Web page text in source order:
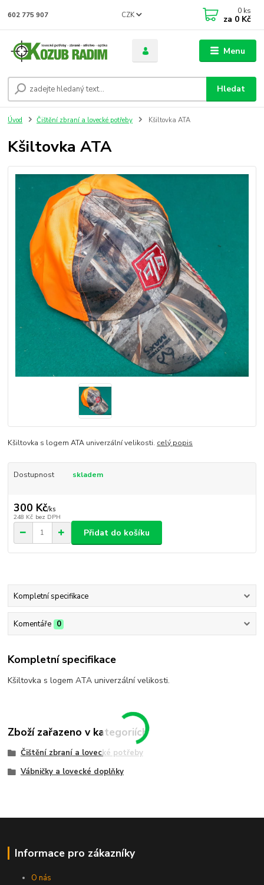
Menu
CZK
Hledat
602 775 907 0 ks
za 0 Kč
Úvod Čištění zbraní a lovecké potřeby Kšiltovka ATA
Kšiltovka ATA
Kšiltovka s logem ATA univerzální velikosti. celý popis
Dostupnost skladem
300 Kč/ks
248 Kč bez DPH
Přidat do košíku
Kompletní specifikace
Komentáře 0
Kompletní specifikace
Kšiltovka s logem ATA univerzální velikosti.
Zboží zařazeno v kategoriích
Čištění zbraní a lovecké potřeby
Vábničky a lovecké doplňky
Informace pro zákazníky
O nás